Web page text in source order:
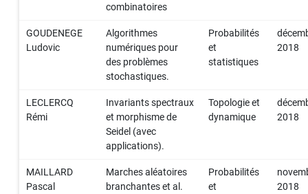
combinatoires
GOUDENEGE
Ludovic
Algorithmes
numériques pour
des problèmes
stochastiques.
Probabilités
et
statistiques
2018
LECLERCQ
Rémi
Invariants spectraux
et morphisme de
Seidel (avec
applications).
Topologie et
dynamique
2018
MAILLARD
Pascal
Marches aléatoires
branchantes et al.
Probabilités
et
2018